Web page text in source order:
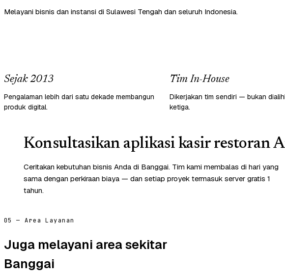
Melayani bisnis dan instansi di Sulawesi Tengah dan seluruh Indonesia.
Sejak 2013
Pengalaman lebih dari satu dekade membangun
produk digital.
Tim In-House
Dikerjakan tim sendiri — bukan
ketiga.
Konsultasikan aplikasi kasir restoran
Ceritakan kebutuhan bisnis Anda di Banggai. Tim kami membalas di hari yang
sama dengan perkiraan biaya — dan setiap proyek termasuk server gratis 1
tahun.
05 — Area Layanan
Juga melayani area sekitar
Banggai